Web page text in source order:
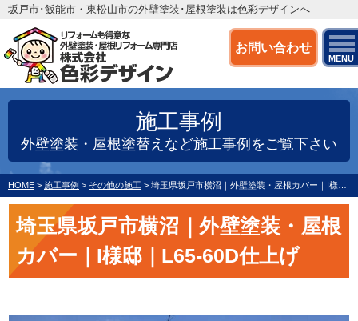
お問い合わせ
MENU
坂戸市･飯能市・東松山市の外壁塗装･屋根塗装は色彩デザインへ
施工事例
外壁塗装・屋根塗替えなど施工事例をご覧下さい
HOME > 施工事例 > その他の施工 > 埼玉県坂戸市横沼｜外壁塗装・屋根カバー｜I様邸｜L65-60D仕上げ
埼玉県坂戸市横沼｜外壁塗装・屋根
カバー｜I様邸｜L65-60D仕上げ